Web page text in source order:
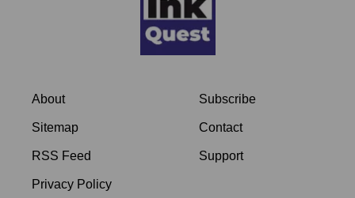
About
Sitemap
RSS Feed
Privacy Policy
Subscribe
Contact
Support